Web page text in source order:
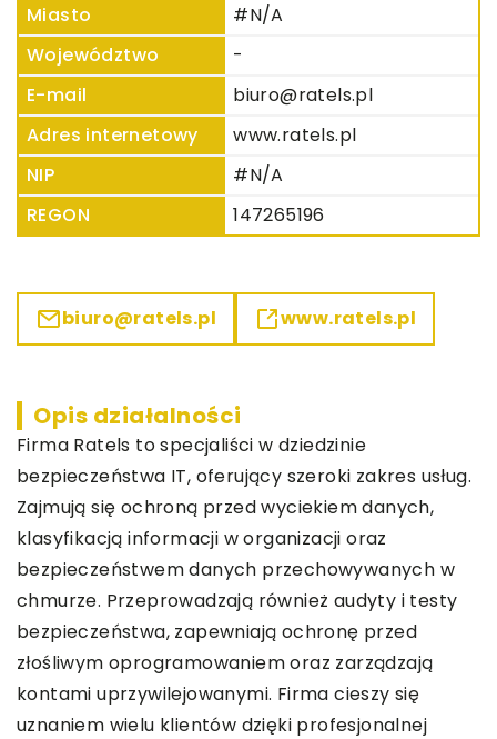
Miasto
#N/A
Województwo
-
E-mail
biuro@ratels.pl
Adres internetowy
www.ratels.pl
NIP
#N/A
REGON
147265196
biuro@ratels.pl www.ratels.pl
Opis działalności
Firma Ratels to specjaliści w dziedzinie
bezpieczeństwa IT, oferujący szeroki zakres usług.
Zajmują się ochroną przed wyciekiem danych,
klasyfikacją informacji w organizacji oraz
bezpieczeństwem danych przechowywanych w
chmurze. Przeprowadzają również audyty i testy
bezpieczeństwa, zapewniają ochronę przed
złośliwym oprogramowaniem oraz zarządzają
kontami uprzywilejowanymi. Firma cieszy się
uznaniem wielu klientów dzięki profesjonalnej